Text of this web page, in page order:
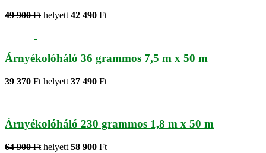
49 900 Ft helyett 42 490 Ft
Árnyékolóháló 36 grammos 7,5 m x 50 m
39 370 Ft helyett 37 490 Ft
Árnyékolóháló 230 grammos 1,8 m x 50 m
64 900 Ft helyett 58 900 Ft